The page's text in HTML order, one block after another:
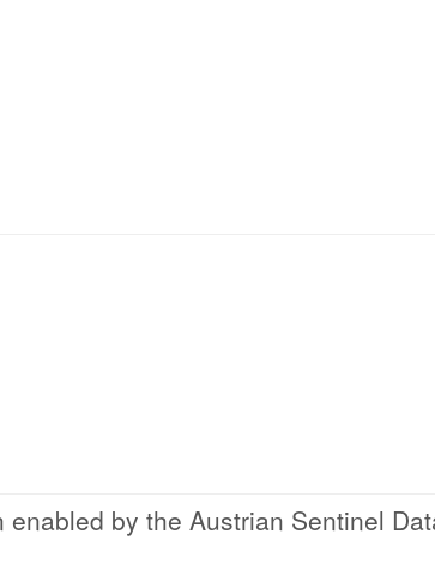
by the Austrian Sentinel